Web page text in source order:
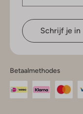
Schrijf je in
Betaalmethodes